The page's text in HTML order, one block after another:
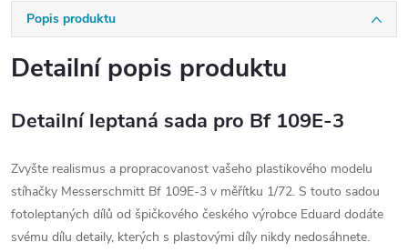
Popis produktu
Detailní popis produktu
Detailní leptaná sada pro Bf 109E-3
Zvyšte realismus a propracovanost vašeho plastikového modelu
stíhačky Messerschmitt Bf 109E-3 v měřítku 1/72. S touto sadou
fotoleptaných dílů od špičkového českého výrobce Eduard dodáte
svému dílu detaily, kterých s plastovými díly nikdy nedosáhnete.